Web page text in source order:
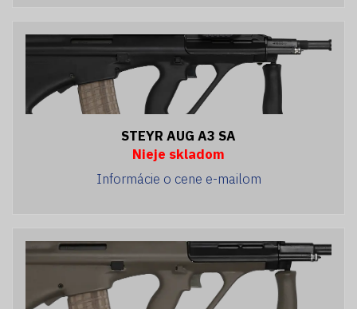
STEYR AUG A3 SA
Nieje skladom
Informácie o cene e-mailom